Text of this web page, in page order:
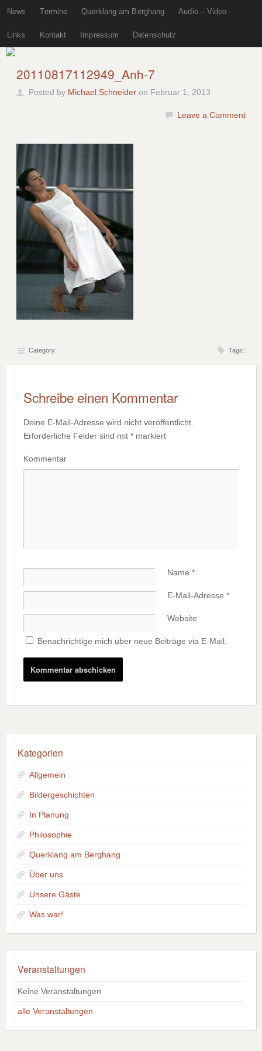
News Termine Querklang am Berghang Audio – Video
Links Kontakt Impressum Datenschutz
20110817112949_Anh-7
Posted by Michael Schneider on Februar 1, 2013
Leave a Comment
Category: Tags:
Schreibe einen Kommentar
Deine E-Mail-Adresse wird nicht veröffentlicht.
Erforderliche Felder sind mit * markiert
Kommentar
Name *
E-Mail-Adresse *
Website
Benachrichtige mich über neue Beiträge via E-Mail.
Kategorien
Allgemein
Bildergeschichten
In Planung
Philosophie
Querklang am Berghang
Über uns
Unsere Gäste
Was war!
Veranstaltungen
Keine Veranstaltungen
alle Veranstaltungen